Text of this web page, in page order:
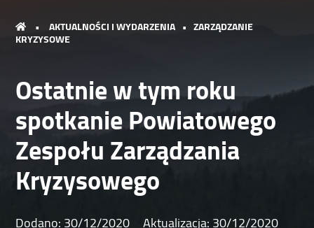
• AKTUALNOŚCI I WYDARZENIA • ZARZĄDZANIE
KRYZYSOWE
Ostatnie w tym roku
spotkanie Powiatowego
Zespołu Zarządzania
Kryzysowego
Dodano:30/12/2020 Aktualizacja:30/12/2020